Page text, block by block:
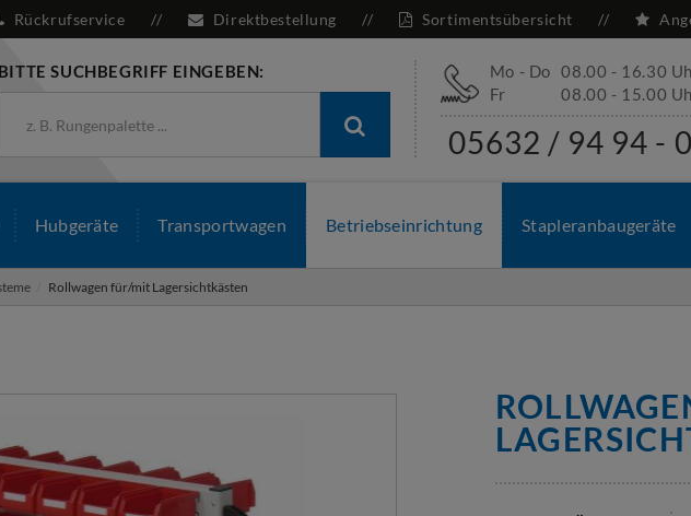
Rückrufservice Direktbestellung Sortimentsübersicht
BITTE SUCHBEGRIFF EINGEBEN: Mo - Do 08.00 - 16.30
Fr
08.00 - 15.00
05632 / 94 94 - 0
Hubgeräte Transportwagen Betriebseinrichtung Stapleranbaugeräte
Rollwagen für/mit Lagersichtkästen